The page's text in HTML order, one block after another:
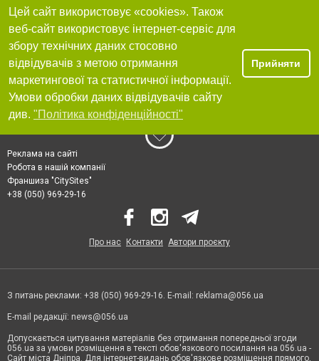
Цей сайт використовує «cookies». Також
веб-сайт використовує інтернет-сервіс для
збору технічних даних стосовно
відвідувачів з метою отримання
маркетингової та статистичної інформації.
Умови обробки даних відвідувачів сайту
див. "Політика конфіденційності"
Прийняти
Реклама на сайті
Робота в нашій компанії
Франшиза "CitySites"
+38 (050) 969-29-16
Про нас Контакти Автори проєкту
З питань реклами: +38 (050) 969-29-16. E-mail: reklama@056.ua
E-mail редакції: news@056.ua
Допускається цитування матеріалів без отримання попередньої згоди
056.ua за умови розміщення в тексті обов'язкового посилання на 056.ua -
Сайт міста Дніпра. Для інтернет-видань обов'язкове розміщення прямого,